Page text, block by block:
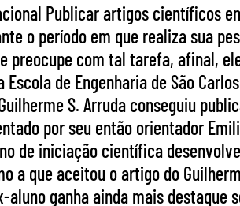
Publicar artigos científicos
o período em que realiza sua
preocupe com tal tarefa, afinal,
de Engenharia de São
S. Arruda conseguiu
por seu então orientador
de iniciação científica
que aceitou o artigo do
ganha ainda mais destaque